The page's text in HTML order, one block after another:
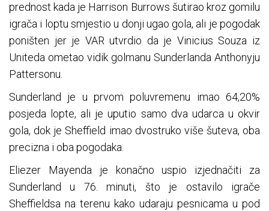
prednost kada je Harrison Burrows šutirao kroz gomilu
igrača i loptu smjestio u donji ugao gola, ali je pogodak
poništen jer je VAR utvrdio da je Vinicius Souza iz
Uniteda ometao vidik golmanu Sunderlanda Anthonyju
Pattersonu.
Sunderland je u prvom poluvremenu imao 64,20%
posjeda lopte, ali je uputio samo dva udarca u okvir
gola, dok je Sheffield imao dvostruko više šuteva, oba
precizna i oba pogodaka.
Eliezer Mayenda je konačno uspio izjednačiti za
Sunderland u 76. minuti, što je ostavilo igrače
Sheffieldsa na terenu kako udaraju pesnicama u pod